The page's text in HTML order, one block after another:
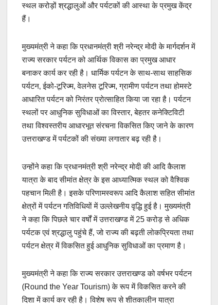
स्थल करोड़ों श्रद्धालुओं और पर्यटकों की आस्था के प्रमुख केंद्र
हैं।
मुख्यमंत्री ने कहा कि प्रधानमंत्री श्री नरेन्द्र मोदी के मार्गदर्शन में
राज्य सरकार पर्यटन को आर्थिक विकास का प्रमुख आधार
बनाकर कार्य कर रही है। धार्मिक पर्यटन के साथ-साथ साहसिक
पर्यटन, ईको-टूरिज्म, वेलनेस टूरिज्म, ग्रामीण पर्यटन तथा होमस्टे
आधारित पर्यटन को निरंतर प्रोत्साहित किया जा रहा है। पर्यटन
स्थलों पर आधुनिक सुविधाओं का विस्तार, बेहतर कनेक्टिविटी
तथा विश्वस्तरीय आधारभूत संरचना विकसित किए जाने के कारण
उत्तराखण्ड में पर्यटकों की संख्या लगातार बढ़ रही है।
उन्होंने कहा कि प्रधानमंत्री श्री नरेन्द्र मोदी की आदि कैलाश
यात्रा के बाद सीमांत क्षेत्र के इस आध्यात्मिक स्थल को वैश्विक
पहचान मिली है। इसके परिणामस्वरूप आदि कैलाश सहित सीमांत
क्षेत्रों में पर्यटन गतिविधियों में उल्लेखनीय वृद्धि हुई है। मुख्यमंत्री
ने कहा कि पिछले चार वर्षों में उत्तराखण्ड में 25 करोड़ से अधिक
पर्यटक एवं श्रद्धालु पहुंचे हैं, जो राज्य की बढ़ती लोकप्रियता तथा
पर्यटन क्षेत्र में विकसित हुई आधुनिक सुविधाओं का प्रमाण है।
मुख्यमंत्री ने कहा कि राज्य सरकार उत्तराखण्ड को वर्षभर पर्यटन
(Round the Year Tourism) के रूप में विकसित करने की
दिशा में कार्य कर रही है। विशेष रूप से शीतकालीन यात्रा